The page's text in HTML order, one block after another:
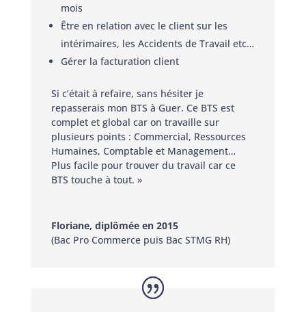
mois
Être en relation avec le client sur les
intérimaires, les Accidents de Travail etc…
Gérer la facturation client
Si c’était à refaire, sans hésiter je
repasserais mon BTS à Guer. Ce BTS est
complet et global car on travaille sur
plusieurs points : Commercial, Ressources
Humaines, Comptable et Management…
Plus facile pour trouver du travail car ce
BTS touche à tout. »
Floriane, diplômée en 2015
(Bac Pro Commerce puis Bac STMG RH)